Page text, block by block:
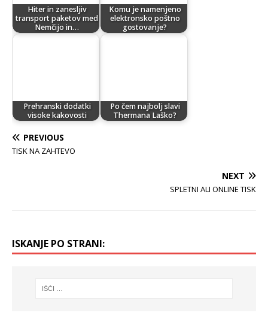
Hiter in zanesljiv
transport paketov med
Nemčijo in…
Komu je namenjeno
elektronsko poštno
gostovanje?
Prehranski dodatki
visoke kakovosti
Po čem najbolj slavi
Thermana Laško?
PREVIOUS
TISK NA ZAHTEVO
NEXT
SPLETNI ALI ONLINE TISK
ISKANJE PO STRANI: